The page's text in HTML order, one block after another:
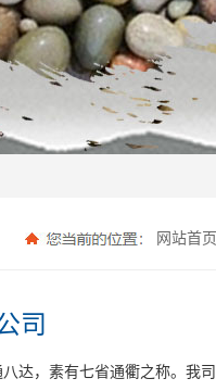
网站首页
司
，素有七省通衢之称。我